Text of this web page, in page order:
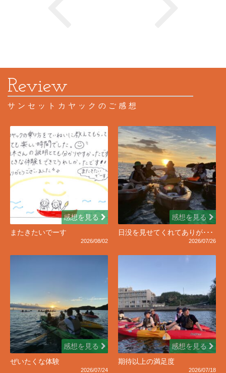
サンセットカヤックのご感想
感想を見る
またきたいでーす
2026/08/02
感想を見る
日没を見せてくれてありが･･･
2026/07/26
感想を見る
ぜいたくな体験
2026/07/24
感想を見る
期待以上の満足度
2026/07/18